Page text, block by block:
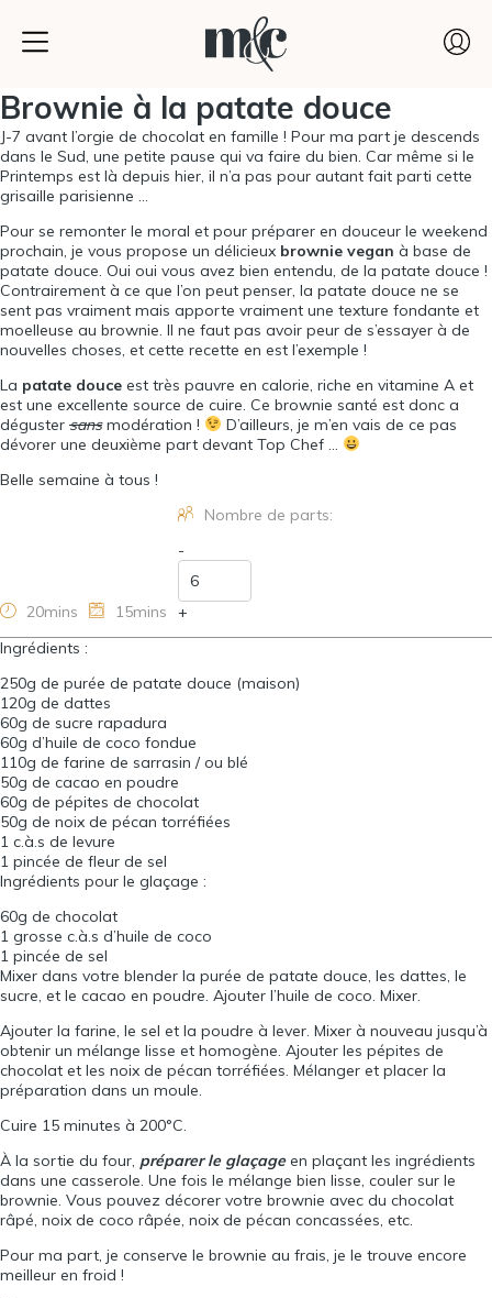
Brownie à la patate douce
J-7 avant l’orgie de chocolat en famille ! Pour ma part je descends
dans le Sud, une petite pause qui va faire du bien. Car même si le
Printemps est là depuis hier, il n’a pas pour autant fait parti cette
grisaille parisienne …
Pour se remonter le moral et pour préparer en douceur le weekend
prochain, je vous propose un délicieux brownie vegan à base de
patate douce. Oui oui vous avez bien entendu, de la patate douce !
Contrairement à ce que l’on peut penser, la patate douce ne se
sent pas vraiment mais apporte vraiment une texture fondante et
moelleuse au brownie. Il ne faut pas avoir peur de s’essayer à de
nouvelles choses, et cette recette en est l’exemple !
La patate douce est très pauvre en calorie, riche en vitamine A et
est une excellente source de cuire. Ce brownie santé est donc a
déguster sansmodération !
D’ailleurs, je m’en vais de ce pas
dévorer une deuxième part devant Top Chef …
Belle semaine à tous !
20mins 15mins
Nombre de parts:
-
+
Ingrédients :
250g de purée de patate douce (maison)
120g de dattes
60g de sucre rapadura
60g d’huile de coco fondue
110g de farine de sarrasin / ou blé
50g de cacao en poudre
60g de pépites de chocolat
50g de noix de pécan torréfiées
1 c.à.s de levure
1 pincée de fleur de sel
Ingrédients pour le glaçage :
60g de chocolat
1 grosse c.à.s d’huile de coco
1 pincée de sel
Mixer dans votre blender la purée de patate douce, les dattes, le
sucre, et le cacao en poudre. Ajouter l’huile de coco. Mixer.
Ajouter la farine, le sel et la poudre à lever. Mixer à nouveau jusqu’à
obtenir un mélange lisse et homogène. Ajouter les pépites de
chocolat et les noix de pécan torréfiées. Mélanger et placer la
préparation dans un moule.
Cuire 15 minutes à 200°C.
À la sortie du four, préparer le glaçageen plaçant les ingrédients
dans une casserole. Une fois le mélange bien lisse, couler sur le
brownie. Vous pouvez décorer votre brownie avec du chocolat
râpé, noix de coco râpée, noix de pécan concassées, etc.
Pour ma part, je conserve le brownie au frais, je le trouve encore
meilleur en froid !